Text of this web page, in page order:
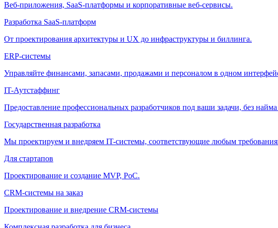
Веб-приложения, SaaS-платформы и корпоративные веб-сервисы.
Разработка SaaS-платформ
От проектирования архитектуры и UX до инфраструктуры и биллинга.
ERP-системы
Управляйте финансами, запасами, продажами и персоналом в одном
IT-Аутстаффинг
Предоставление профессиональных разработчиков под ваши задачи, без
Государственная разработка
Мы проектируем и внедряем IT-системы, соответствующие любым
Для стартапов
Проектирование и создание MVP, PoC.
CRM-системы на заказ
Проектирование и внедрение CRM-системы